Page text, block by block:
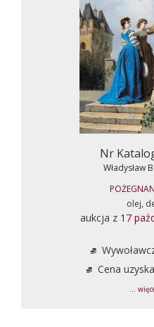
Nr
Władysław
olej,
aukcja z 17
Cena
...